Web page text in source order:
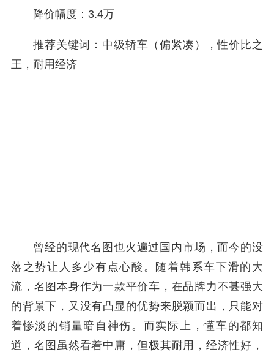
降价幅度：3.4万
推荐关键词：中级轿车（偏紧凑），性价比之
王，耐用经济
曾经的现代名图也火遍过国内市场，而今的没
落之势让人多少有点心酸。随着韩系车下滑的大
流，名图本身作为一款平价车，在品牌力不甚强大
的背景下，又没有凸显的优势来脱颖而出，只能对
着惨淡的销量暗自神伤。而实际上，懂车的都知
道，名图虽然看着中庸，但极其耐用，经济性好，